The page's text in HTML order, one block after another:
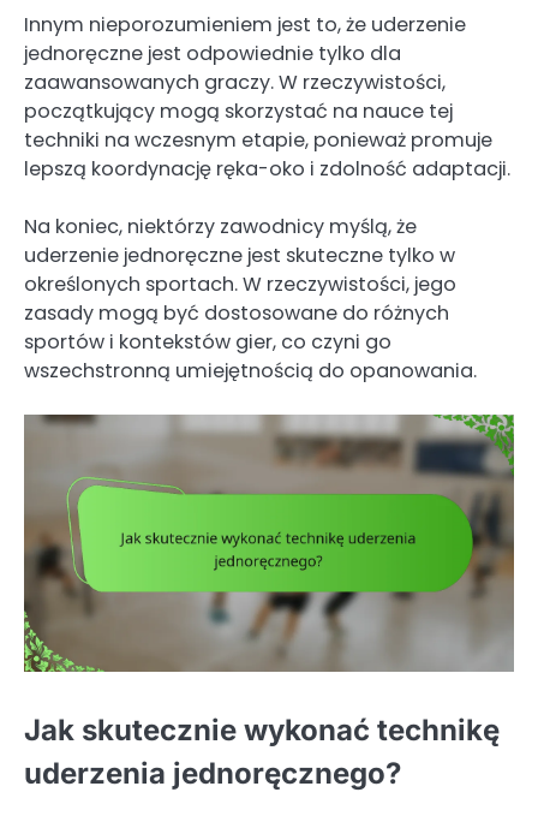
Innym nieporozumieniem jest to, że uderzenie
jednoręczne jest odpowiednie tylko dla
zaawansowanych graczy. W rzeczywistości,
początkujący mogą skorzystać na nauce tej
techniki na wczesnym etapie, ponieważ promuje
lepszą koordynację ręka-oko i zdolność adaptacji.
Na koniec, niektórzy zawodnicy myślą, że
uderzenie jednoręczne jest skuteczne tylko w
określonych sportach. W rzeczywistości, jego
zasady mogą być dostosowane do różnych
sportów i kontekstów gier, co czyni go
wszechstronną umiejętnością do opanowania.
Jak skutecznie wykonać technikę
uderzenia jednoręcznego?